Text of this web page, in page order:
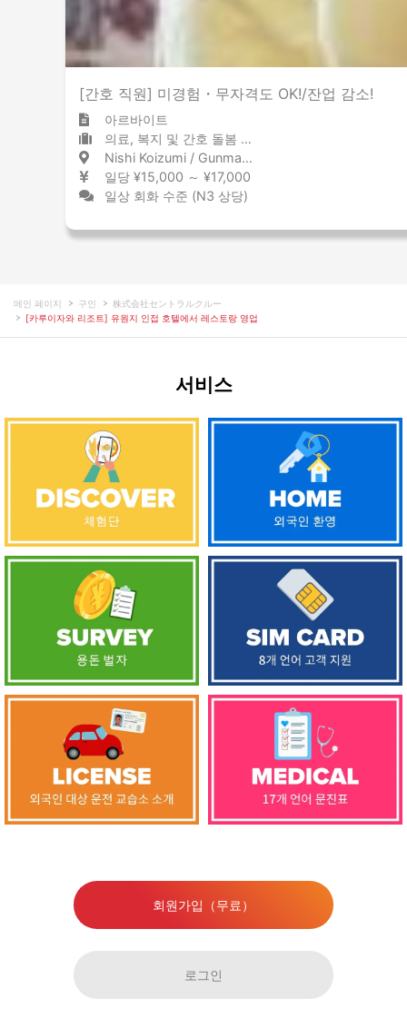
[간호 직원] 미경험・무자격도 OK!/잔업 감소!
아르바이트
의료, 복지 및 간호 돌봄 시설
Nishi Koizumi / Gunma 西小泉 / 群馬県
일당 ¥15,000 ～ ¥17,000
일상 회화 수준 (N3 상당)
메인 페이지 구인
株式会社セントラルクルー
[카루이자와 리조트] 유원지 인접 호텔에서 레스토랑 영업
서비스
회원가입（무료）
로그인